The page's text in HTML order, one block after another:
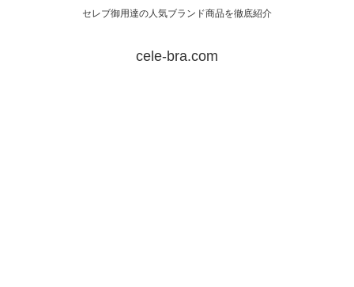
セレブ御用達の人気ブランド商品を徹底紹介
cele-bra.com